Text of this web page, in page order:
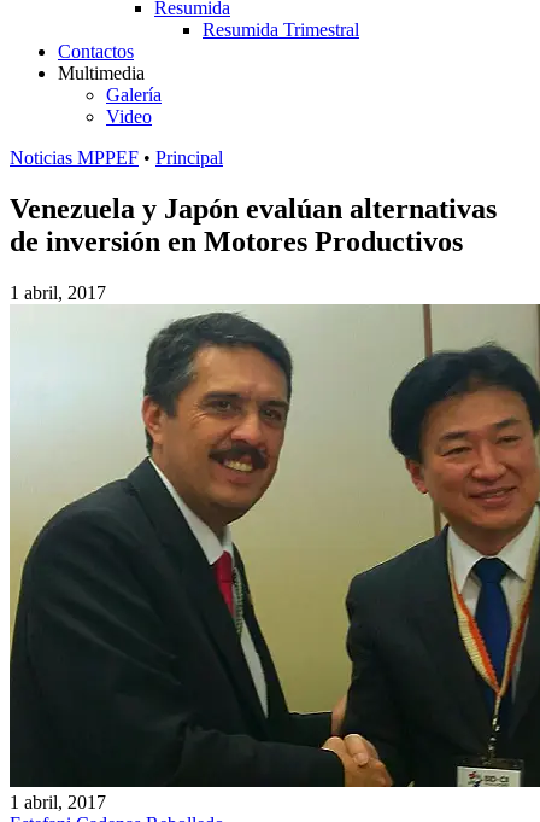
Resumida
Resumida Trimestral
Contactos
Multimedia
Galería
Video
Noticias MPPEF • Principal
Venezuela y Japón evalúan alternativas
de inversión en Motores Productivos
1 abril, 2017
1 abril, 2017